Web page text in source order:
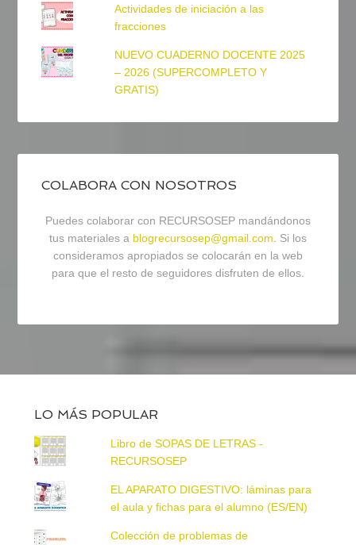
Actividades de iniciación a las
fracciones
NUEVO CUADERNO DOCENTE 2025
– 2026 (SUPERCOMPLETO Y
GRATIS)
COLABORA CON NOSOTROS
Puedes colaborar con RECURSOSEP mandándonos
tus materiales a blogrecursosep@gmail.com. Si los
consideramos apropiados se colocarán en la web
para que el resto de seguidores disfruten de ellos.
LO MÁS POPULAR
Libro de SOPAS DE LETRAS -
RECURSOSEP
EL APARATO DIGESTIVO: láminas para
el aula y fichas para el alumno (ES/EN)
Colección de problemas de